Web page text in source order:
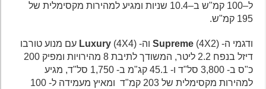
ל–100 קמ"ש ב–10.4 שניות ומגיע למהירות מקסימלית של
195 קמ"ש.
ודגמי ה- Supreme(4X2) וה- Luxury(4X4) עם מנוע טורבו
דיזל בנפח 2.2 ליטר, המשודך לתיבת 8 מהירויות ומפיק 200
כ"ס ב- 3,800 סל"ד ו- 45.1 קג"מ ב- 1,750 סל"ד, מגיע
למהירות מקסימלית של 203 קמ"ד ומאיץ מעמידה ל- 100